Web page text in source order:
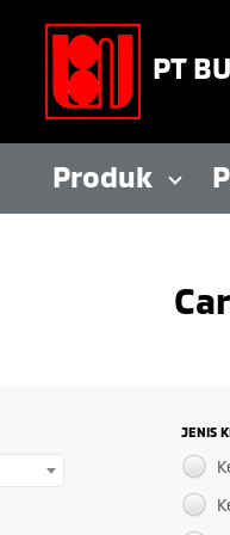
PT
Produk
JENIS